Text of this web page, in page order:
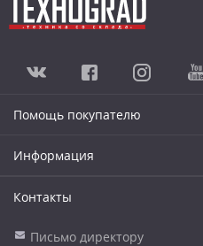
Помощь покупателю
Информация
Контакты
Письмо директору